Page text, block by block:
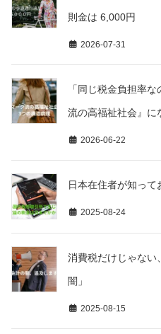
則金は 6,000円
2026-07-31
「同じ税金負担率
流の高福祉社会』に
2026-06-22
日本在住者が知っ
2025-08-24
消費税だけじゃない
闇」
2025-08-15